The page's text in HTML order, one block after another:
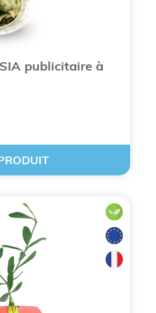
par perdre, une plante
les yeux du
mois, voire des
est puissant
de la plante est
valeurs que toute
être au travail
qui reçoivent
.
est assurée,
est une expérience
votre société de la
publicitaire à